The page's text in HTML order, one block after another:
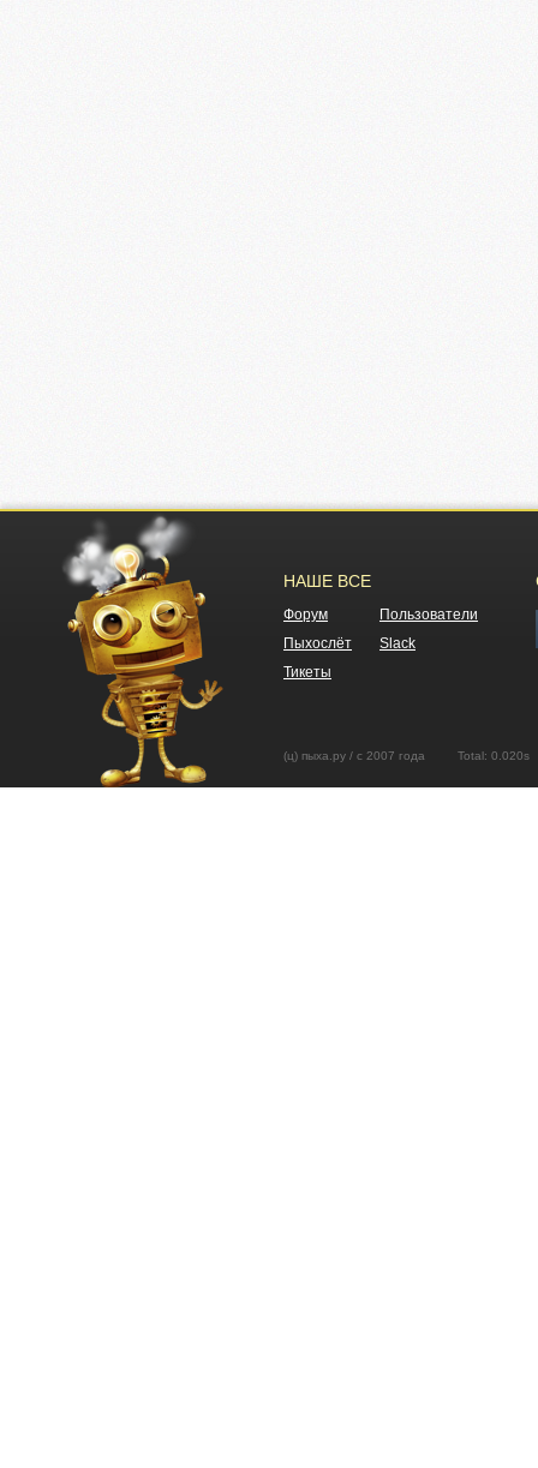
НАШЕ ВСЕ
Форум
Пользователи
Пыхослёт
Slack
Тикеты
(ц) пыха.ру / с 2007 года Total: